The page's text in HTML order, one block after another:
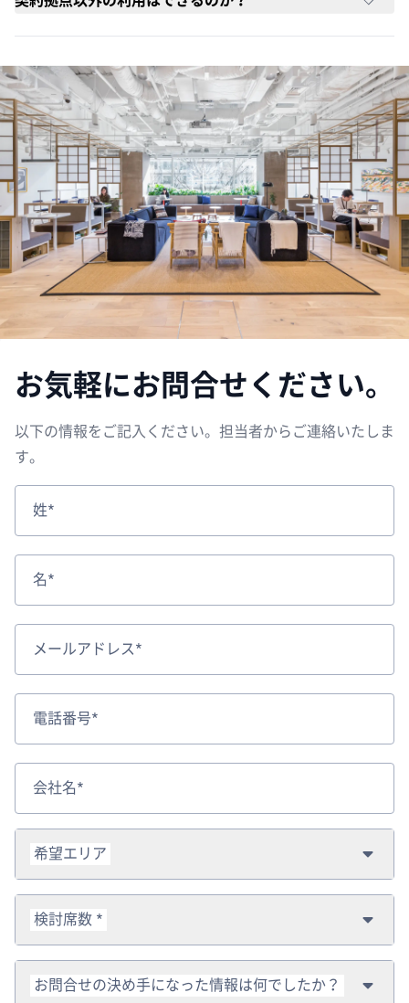
お気軽にお問合せください。
以下の情報をご記入ください。担当者からご連絡いたしま
す。
姓*
名*
メールアドレス*
電話番号*
会社名*
希望エリア
検討席数 *
お問合せの決め手になった情報は何でしたか？